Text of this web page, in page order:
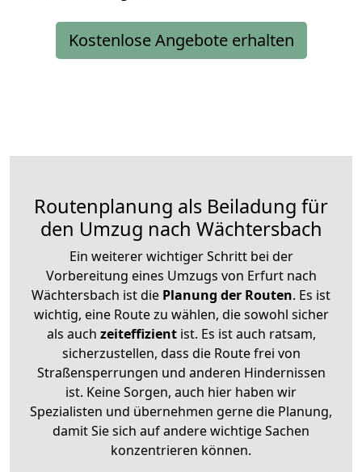
Kostenlose Angebote erhalten
Routenplanung als Beiladung für
den Umzug nach Wächtersbach
Ein weiterer wichtiger Schritt bei der
Vorbereitung eines Umzugs von Erfurt nach
Wächtersbach ist die Planung der Routen. Es ist
wichtig, eine Route zu wählen, die sowohl sicher
als auch zeiteffizientist. Es ist auch ratsam,
sicherzustellen, dass die Route frei von
Straßensperrungen und anderen Hindernissen
ist. Keine Sorgen, auch hier haben wir
Spezialisten und übernehmen gerne die Planung,
damit Sie sich auf andere wichtige Sachen
konzentrieren können.